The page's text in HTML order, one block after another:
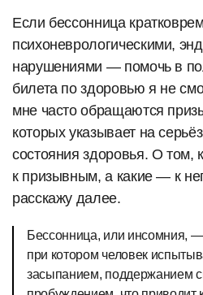
Если бессонница
психоневрологическими,
нарушениями — помочь в
билета по здоровью я не
мне часто обращаются
которых указывает на
состояния здоровья. О том,
к призывным, а какие — к
расскажу далее.
Бессонница, или инсомния, —
при котором человек
засыпанием, поддержанием